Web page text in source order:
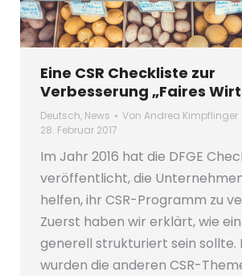
Eine CSR Checkliste zur
Verbesserung „Faires
Deutsch, News Von Andrea Kimpflinger
28. Februar 2017
Im Jahr 2016 hat die DFGE
veröffentlicht, die
helfen, ihr CSR-Programm zu
Zuerst haben wir erklärt, wie
generell strukturiert sein sollte.
wurden die anderen CSR-